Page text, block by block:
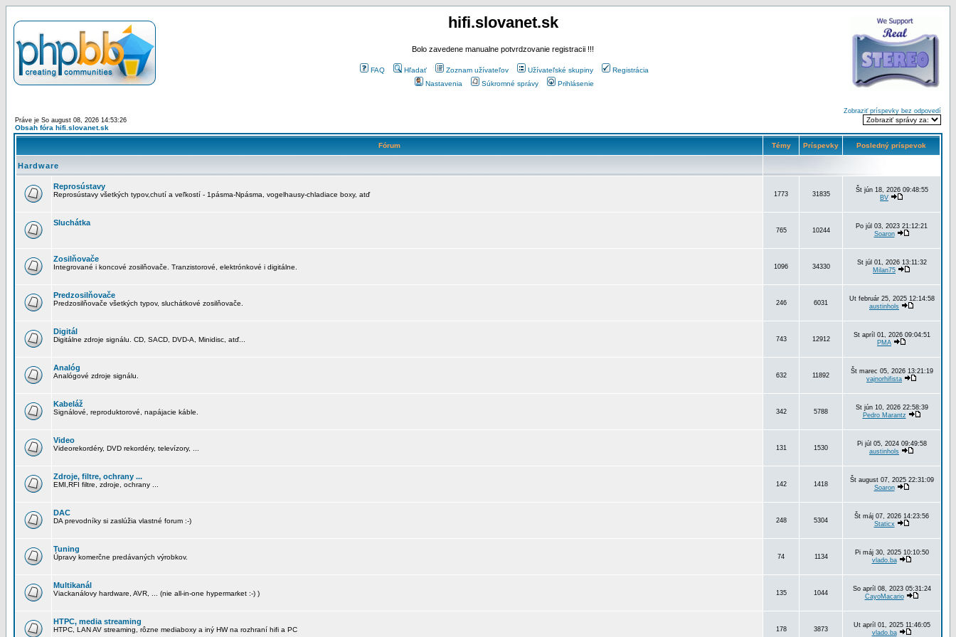
hifi.slovanet.sk
Bolo zavedene manualne potvrdzovanie registracii !!!
FAQ Hľadať Zoznam užívateľov Užívateľské skupiny
Registrácia
Nastavenia
Súkromné správy Prihlásenie
Práve je So august 08, 2026 14:53:26
Obsah fóra hifi.slovanet.sk
Zobraziť príspevky bez odpovedí
Fórum Témy Príspevky Posledný príspevok
Hardware
Reprosústavy
Reprosústavy všetkých typov,chutí a veľkostí - 1pásma-Npásma, vogelhausy-chladiace boxy, atď 1773 31835
Št jún 18, 2026 09:48:55
BV
Sluchátka
765 10244
Po júl 03, 2023 21:12:21
Soaron
Zosilňovače
Integrované i koncové zosilňovače. Tranzistorové, elektrónkové i digitálne. 1096 34330
St júl 01, 2026 13:11:32
Milan75
Predzosilňovače
Predzosilňovače všetkých typov, sluchátkové zosilňovače. 246 6031
Ut február 25, 2025 12:14:58
austinhols
Digitál
Digitálne zdroje signálu. CD, SACD, DVD-A, Minidisc, atď... 743 12912
St apríl 01, 2026 09:04:51
PMA
Analóg
Analógové zdroje signálu. 632 11892
Št marec 05, 2026 13:21:19
vajnorhifista
Kabeláž
Signálové, reproduktorové, napájacie káble. 342 5788
St jún 10, 2026 22:58:39
Pedro Marantz
Video
Videorekordéry, DVD rekordéry, televízory, ... 131 1530
Pi júl 05, 2024 09:49:58
austinhols
Zdroje, filtre, ochrany ...
EMI,RFI filtre, zdroje, ochrany ... 142 1418
Št august 07, 2025 22:31:09
Soaron
DAC
DA prevodníky si zaslúžia vlastné forum :-) 248 5304
Št máj 07, 2026 14:23:56
Staticx
Tuning
Úpravy komerčne predávaných výrobkov. 74 1134
Pi máj 30, 2025 10:10:50
vlado.ba
Multikanál
Viackanálovy hardware, AVR, ... (nie all-in-one hypermarket :-) ) 135 1044
So apríl 08, 2023 05:31:24
CayoMacario
HTPC, media streaming
HTPC, LAN AV streaming, rôzne mediaboxy a iný HW na rozhraní hifi a PC 178 3873
Ut apríl 01, 2025 11:46:05
vlado.ba